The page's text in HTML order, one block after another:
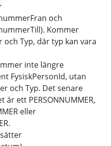
och
Kommer
Typ, där typ kan vara
inte längre
FysiskPersonId, utan
och Typ. Det senare
ett PERSONNUMMER,
eller